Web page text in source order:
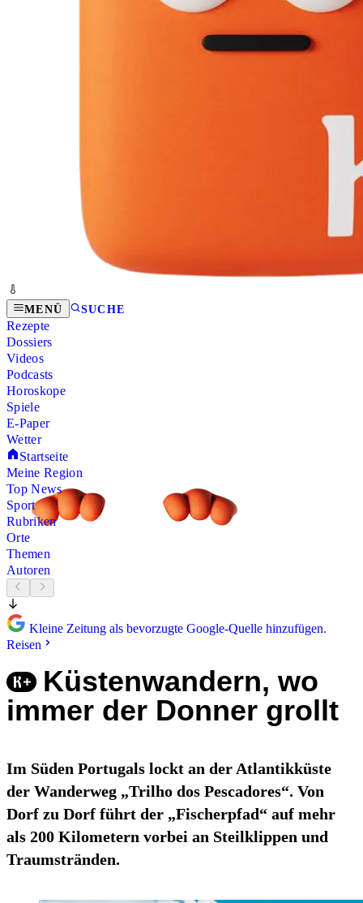
MENÜ SUCHE
Rezepte
Dossiers
Videos
Podcasts
Horoskope
Spiele
E-Paper
Wetter
Startseite
Meine Region
Top News
Sport
Rubriken
Orte
Themen
Autoren
Kleine Zeitung als bevorzugte Google-Quelle hinzufügen.
Reisen
Küstenwandern, wo
immer der Donner grollt
Im Süden Portugals lockt an der Atlantikküste
der Wanderweg „Trilho dos Pescadores“. Von
Dorf zu Dorf führt der „Fischerpfad“ auf mehr
als 200 Kilometern vorbei an Steilklippen und
Traumstränden.